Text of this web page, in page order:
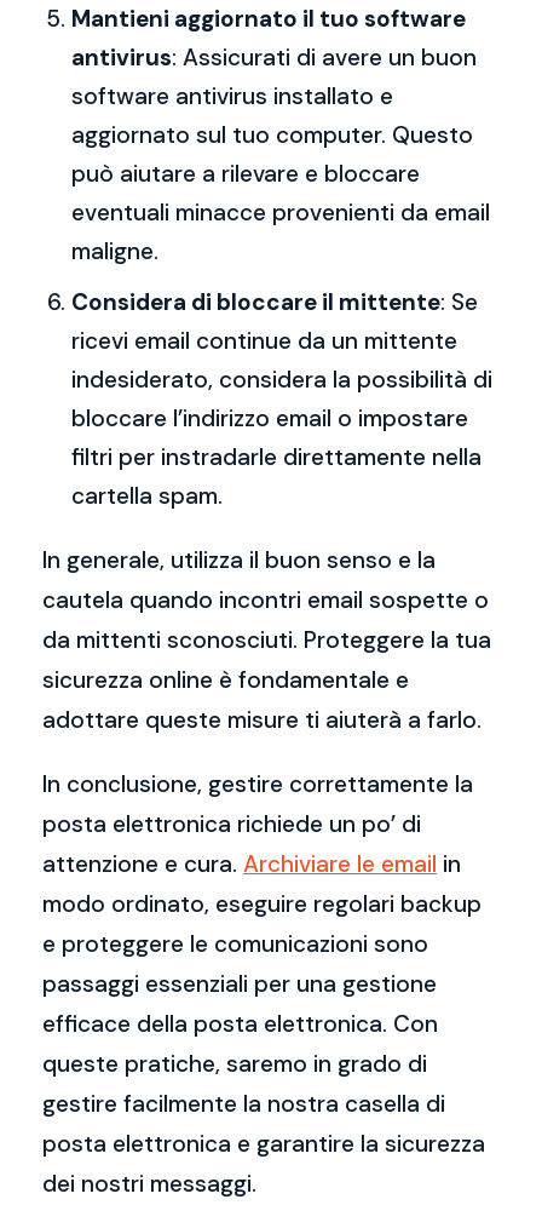
Mantieni aggiornato il tuo software
antivirus: Assicurati di avere un buon
software antivirus installato e
aggiornato sul tuo computer. Questo
può aiutare a rilevare e bloccare
eventuali minacce provenienti da email
maligne.
Considera di bloccare il mittente: Se
ricevi email continue da un mittente
indesiderato, considera la possibilità di
bloccare l’indirizzo email o impostare
filtri per instradarle direttamente nella
cartella spam.
In generale, utilizza il buon senso e la
cautela quando incontri email sospette o
da mittenti sconosciuti. Proteggere la tua
sicurezza online è fondamentale e
adottare queste misure ti aiuterà a farlo.
In conclusione, gestire correttamente la
posta elettronica richiede un po’ di
attenzione e cura. Archiviare le email in
modo ordinato, eseguire regolari backup
e proteggere le comunicazioni sono
passaggi essenziali per una gestione
efficace della posta elettronica. Con
queste pratiche, saremo in grado di
gestire facilmente la nostra casella di
posta elettronica e garantire la sicurezza
dei nostri messaggi.